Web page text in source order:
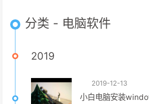
分类 - 电脑软件
2019
2019-12-13
小白电脑安装